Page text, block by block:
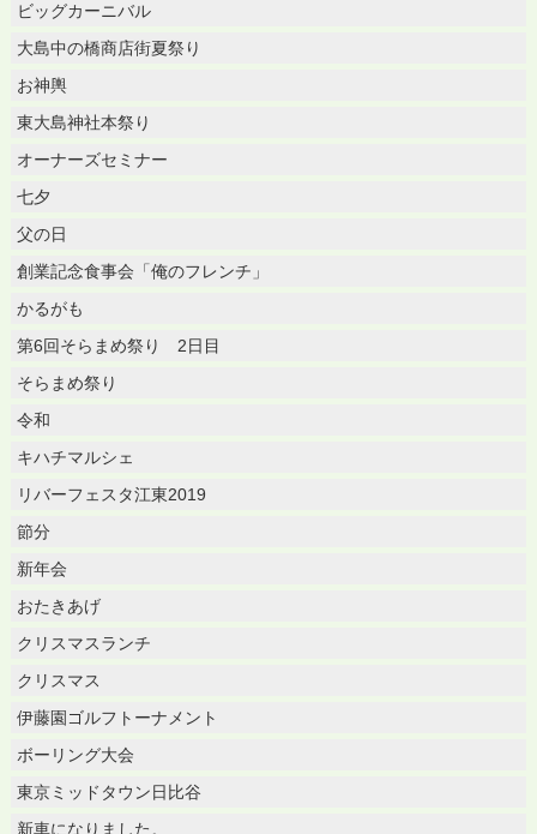
ビッグカーニバル
大島中の橋商店街夏祭り
お神輿
東大島神社本祭り
オーナーズセミナー
七夕
父の日
創業記念食事会「俺のフレンチ」
かるがも
第6回そらまめ祭り 2日目
そらまめ祭り
令和
キハチマルシェ
リバーフェスタ江東2019
節分
新年会
おたきあげ
クリスマスランチ
クリスマス
伊藤園ゴルフトーナメント
ボーリング大会
東京ミッドタウン日比谷
新車になりました。